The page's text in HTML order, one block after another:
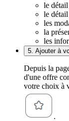
le
le
les
la
les
5. Ajouter à
Depuis la
d'une offre
votre choix à
.